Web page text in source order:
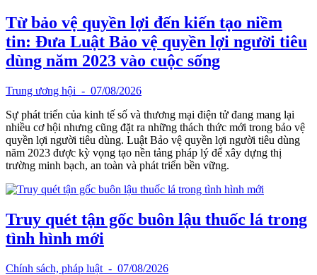
Từ bảo vệ quyền lợi đến kiến tạo niềm
tin: Đưa Luật Bảo vệ quyền lợi người tiêu
dùng năm 2023 vào cuộc sống
Trung ương hội - 07/08/2026
Sự phát triển của kinh tế số và thương mại điện tử đang mang lại
nhiều cơ hội nhưng cũng đặt ra những thách thức mới trong bảo vệ
quyền lợi người tiêu dùng. Luật Bảo vệ quyền lợi người tiêu dùng
năm 2023 được kỳ vọng tạo nền tảng pháp lý để xây dựng thị
trường minh bạch, an toàn và phát triển bền vững.
Truy quét tận gốc buôn lậu thuốc lá trong
tình hình mới
Chính sách, pháp luật - 07/08/2026